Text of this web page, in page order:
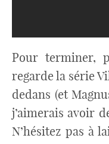
Pour terminer,
regarde la série
dedans (et
j’aimerais avoir
N’hésitez pas à